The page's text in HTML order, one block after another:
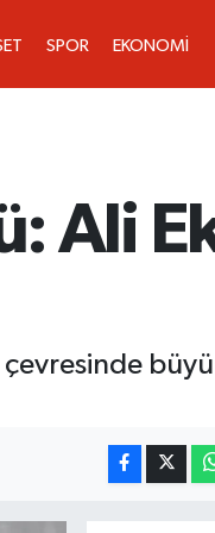
SPOR EKONOMİ
Ali
çevresinde